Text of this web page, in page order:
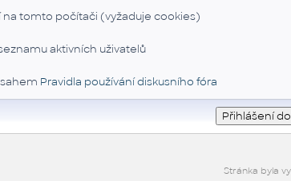
na tomto počítači (vyžaduje cookies)
aktivních uživatelů
Pravidla používání diskusního fóra
Stránka byla